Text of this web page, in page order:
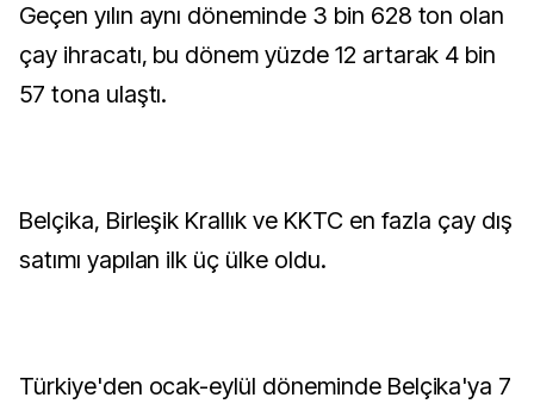
Geçen yılın aynı döneminde 3 bin 628 ton olan
çay ihracatı, bu dönem yüzde 12 artarak 4 bin
57 tona ulaştı.
Belçika, Birleşik Krallık ve KKTC en fazla çay dış
satımı yapılan ilk üç ülke oldu.
Türkiye'den ocak-eylül döneminde Belçika'ya 7